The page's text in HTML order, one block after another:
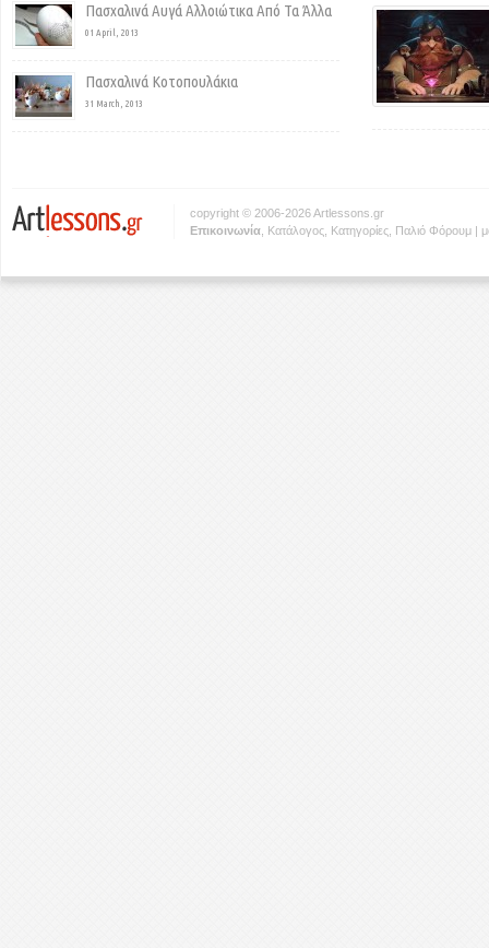
Πασχαλινά Αυγά Αλλοιώτικα Από Τα Άλλα
01 April, 2013
Πασχαλινά Κοτοπουλάκια
31 March, 2013
copyright © 2006-2026 Artlessons.gr
Eπικοινωνία Κατάλογος Κατηγορίες Παλιό Φόρουμ |